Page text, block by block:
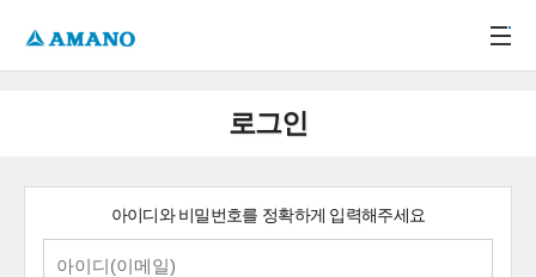
로그인
아이디와 비밀번호를 정확하게 입력해주세요